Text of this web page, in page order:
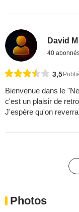
David M
40
3,5
Bienvenue dans le
c'est un plaisir de
J'espère qu'on
Photos